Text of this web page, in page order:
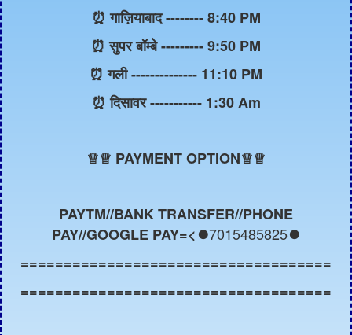
⏰ गाज़ियाबाद -------- 8:40 PM
⏰ सुपर बॉम्बे --------- 9:50 PM
⏰ गली -------------- 11:10 PM
⏰ दिसावर ----------- 1:30 Am
♕♕ PAYMENT OPTION♕♕
PAYTM//BANK TRANSFER//PHONE
PAY//GOOGLE PAY=<⏺️7015485825⏺️
====================================
====================================